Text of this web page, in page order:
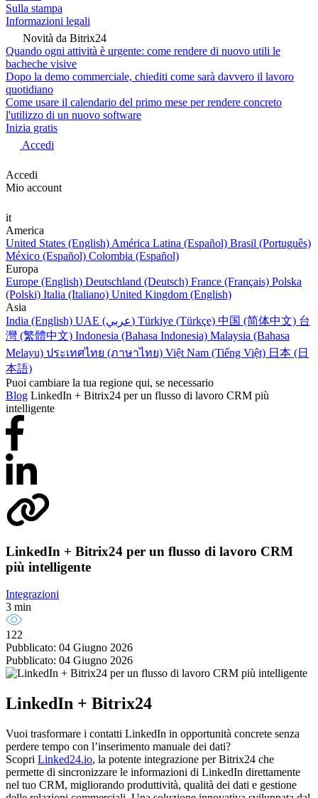
Sulla stampa
Informazioni legali
Novità da Bitrix24
Quando ogni attività è urgente: come rendere di nuovo utili le
bacheche visive
Dopo la demo commerciale, chiediti come sarà davvero il lavoro
quotidiano
Come usare il calendario del primo mese per rendere concreto
l'utilizzo di un nuovo software
Inizia gratis
Accedi
Accedi
Mio account
it
America
United States (English) América Latina (Español) Brasil (Português)
México (Español) Colombia (Español)
Europa
Europe (English) Deutschland (Deutsch) France (Français) Polska
(Polski) Italia (Italiano) United Kingdom (English)
Asia
India (English)
UAE (عربي) Türkiye (Türkçe) 中国 (简体中文) 台
灣 (繁體中文) Indonesia (Bahasa Indonesia) Malaysia (Bahasa
Melayu) ประเทศไทย (ภาษาไทย) Việt Nam (Tiếng Việt) 日本 (日
本語)
Puoi cambiare la tua regione qui, se necessario
Blog LinkedIn + Bitrix24 per un flusso di lavoro CRM più
intelligente
LinkedIn + Bitrix24 per un flusso di lavoro CRM
più intelligente
Integrazioni
3 min
122
Pubblicato: 04 Giugno 2026
Pubblicato: 04 Giugno 2026
LinkedIn + Bitrix24
Vuoi trasformare i contatti LinkedIn in opportunità concrete senza
perdere tempo con l’inserimento manuale dei dati?
Scopri Linked24.io, la potente integrazione per Bitrix24 che
permette di sincronizzare le informazioni di LinkedIn direttamente
nel tuo CRM, migliorando produttività, qualità dei dati e gestione